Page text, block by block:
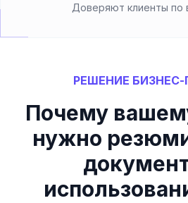
Доверяют клиенты по
РЕШЕНИЕ
Почему
нужно